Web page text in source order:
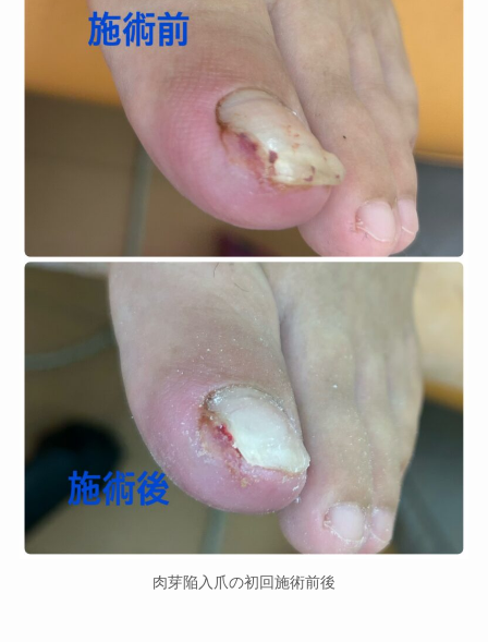
肉芽陥入爪の初回施術前後